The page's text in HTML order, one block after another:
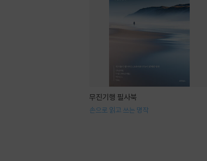
무진기행 필사북
손으로 읽고 쓰는 명작